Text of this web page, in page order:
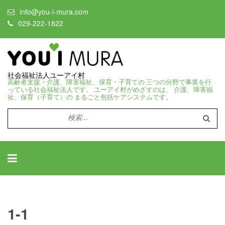
info@you-i-mura.com
029-222-1822
社会福祉法人ユーアイ村
高齢者支援・介護、障害福祉、保育・子育ての 三つの分野で事業を行
っている社会福祉法人です。 ユーアイ村がめざすのは、 介護、障害福
祉、保育（子育て）の まるごと包括ケアシステムです。
検
索:
1-1